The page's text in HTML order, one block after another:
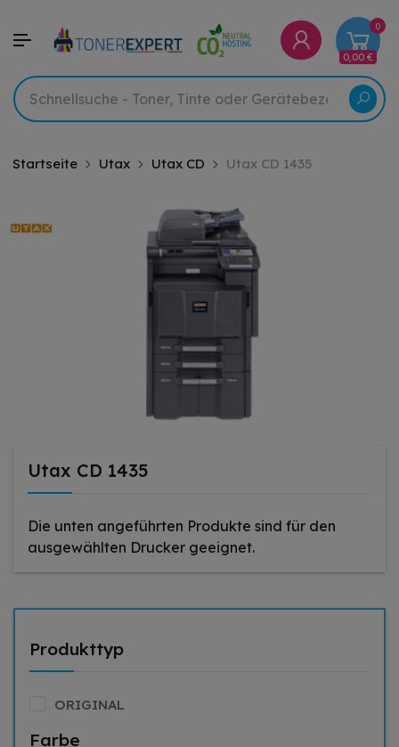
0
0,00 €
Startseite Utax Utax CD Utax CD 1435
Utax CD 1435
Die unten angeführten Produkte sind für den
ausgewählten Drucker geeignet.
Produkttyp
ORIGINAL
Farbe